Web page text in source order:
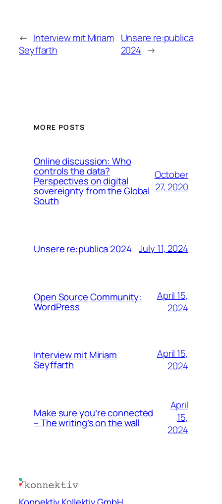
← Interview mit Miriam
Seyffarth
Unsere re:publica
2024 →
MORE POSTS
Online discussion: Who
controls the data?
Perspectives on digital
sovereignty from the Global
South
October
27, 2020
Unsere re:publica 2024 July 11, 2024
Open Source Community:
WordPress
April 15,
2024
Interview mit Miriam
Seyffarth
April 15,
2024
Make sure you’re connected
– The writing’s on the wall
April
15,
2024